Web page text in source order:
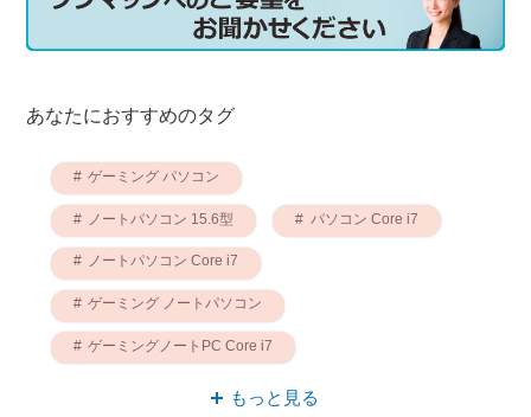
あなたにおすすめのタグ
ゲーミング パソコン
ノートパソコン 15.6型 パソコン Core i7
ノートパソコン Core i7
ゲーミング ノートパソコン
ゲーミングノートPC Core i7
Core i7 ゲーミング
もっと見る